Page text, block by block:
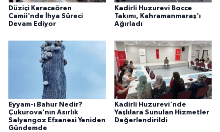
Düziçi Karacaören
Camii'nde İhya Süreci
Devam Ediyor
Kadirli Huzurevi Bocce
Takımı, Kahramanmaraş'ı
Ağırladı
Eyyam-ı Bahur Nedir?
Çukurova'nın Asırlık
Salyangoz Efsanesi Yeniden
Gündemde
Kadirli Huzurevi'nde
Yaşlılara Sunulan Hizmetler
Değerlendirildi